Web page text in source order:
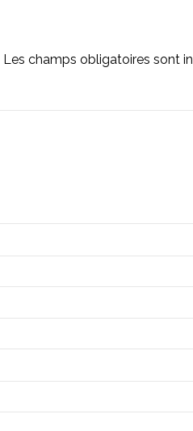
Les champs obligatoires sont